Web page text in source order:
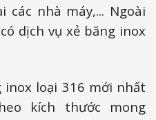
các nhà máy,... Ngoài
dịch vụ xẻ băng inox
loại 316 mới nhất
kích thước mong